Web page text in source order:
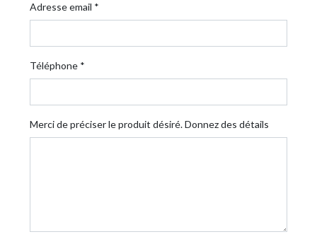
Adresse email *
Téléphone *
Merci de préciser le produit désiré. Donnez des détails